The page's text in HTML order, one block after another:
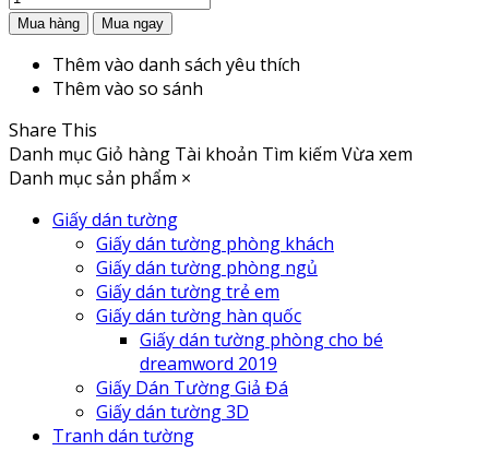
Thêm vào danh sách yêu thích
Thêm vào so sánh
Share This
Danh mụcGiỏ hàng Tài khoản Tìm kiếm Vừa xem
Danh mục sản phẩm ×
Giấy dán tường
Giấy dán tường phòng khách
Giấy dán tường phòng ngủ
Giấy dán tường trẻ em
Giấy dán tường hàn quốc
Giấy dán tường phòng cho bé
dreamword 2019
Giấy Dán Tường Giả Đá
Giấy dán tường 3D
Tranh dán tường